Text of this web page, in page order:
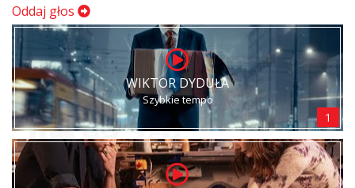
Oddaj głos
WIKTOR DYDUŁA
Szybkie tempo
1